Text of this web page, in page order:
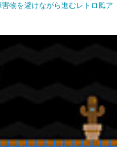
物を避けながら進むレトロ風ア